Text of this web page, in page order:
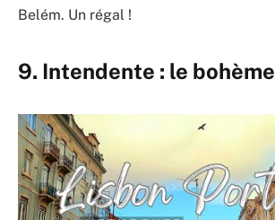
Belém. Un régal !
9. Intendente : le bohème